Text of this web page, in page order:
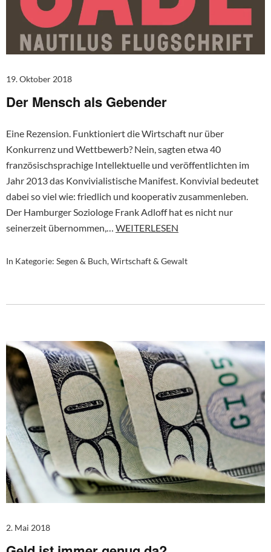
19. Oktober 2018
Der Mensch als Gebender
Eine Rezension. Funktioniert die Wirtschaft nur über
Konkurrenz und Wettbewerb? Nein, sagten etwa 40
französischsprachige Intellektuelle und veröffentlichten im
Jahr 2013 das Konvivialistische Manifest. Konvivial bedeutet
dabei so viel wie: friedlich und kooperativ zusammenleben.
Der Hamburger Soziologe Frank Adloff hat es nicht nur
seinerzeit übernommen,… WEITERLESEN
In Kategorie: Segen & Buch,Wirtschaft & Gewalt
2. Mai 2018